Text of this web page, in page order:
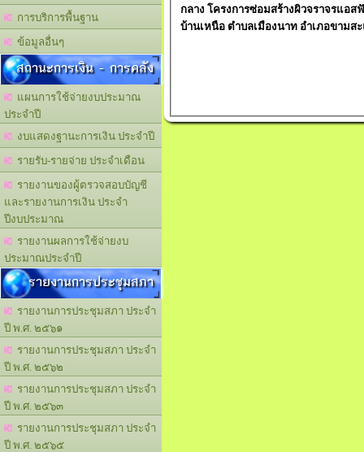
การบริการพื้นฐาน
ข้อมูลอื่นๆ
สถานะการเงิน - การคลัง
แผนการใช้จ่ายงบประมาณ
ประจำปี
งบแสดงฐานะการเงิน ประจำปี
รายรับ-รายจ่าย ประจำเดือน
รายงานของผู้ตรวจสอบบัญชี
และรายงานการเงิน ประจำ
ปีงบประมาณ
รายงานผลการใช้จ่ายงบ
ประมาณประจำปี
รายงานการประชุมสภา
รายงานการประชุมสภา ประจำ
ปี พ.ศ. ๒๕๖๑
รายงานการประชุมสภา ประจำ
ปี พ.ศ. ๒๕๖๒
รายงานการประชุมสภา ประจำ
ปี พ.ศ. ๒๕๖๓
รายงานการประชุมสภา ประจำ
ปี พ.ศ. ๒๕๖๕
กลาง โครงการซ่อมสร้างผิวจราจรแอ